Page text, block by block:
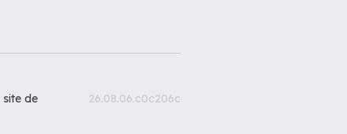
site de
26.08.06.c0c206c